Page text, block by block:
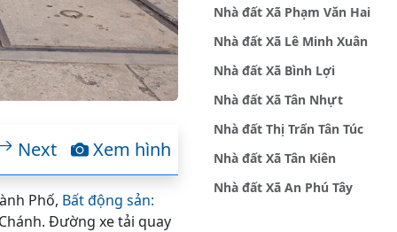
Xem hình
Next
Phố, Bất động sản:
Đường xe tải quay
Nhà đất Xã Phạm Văn Hai
Nhà đất Xã Lê Minh Xuân
Nhà đất Xã Bình Lợi
Nhà đất Xã Tân Nhựt
Nhà đất Thị Trấn Tân Túc
Nhà đất Xã Tân Kiên
Nhà đất Xã An Phú Tây